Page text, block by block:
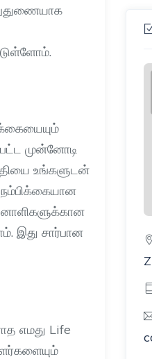
.
முன்னோடி
உங்களுடன்
. இது சார்பான
எமது Life